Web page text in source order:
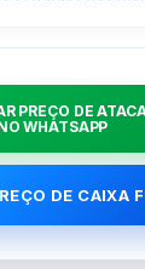
PREÇO DE
WHATSAPP
DE CAIXA